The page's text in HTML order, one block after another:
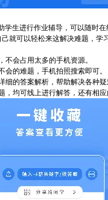
学生进行作业辅导，可以随时在
就可以轻松来这解决难题，学
不会占用太多的手机资源。
会的难题，手机拍照搜索即可。
细的答案解析，帮助解决各种疑
，均可线上进行解答，还有相应